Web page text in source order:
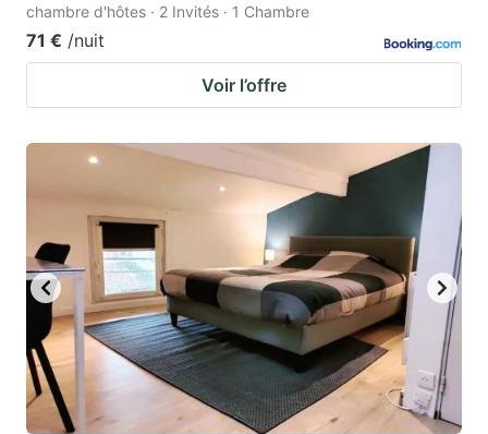
chambre d'hôtes · 2 Invités · 1 Chambre
71 € /nuit
Voir l’offre